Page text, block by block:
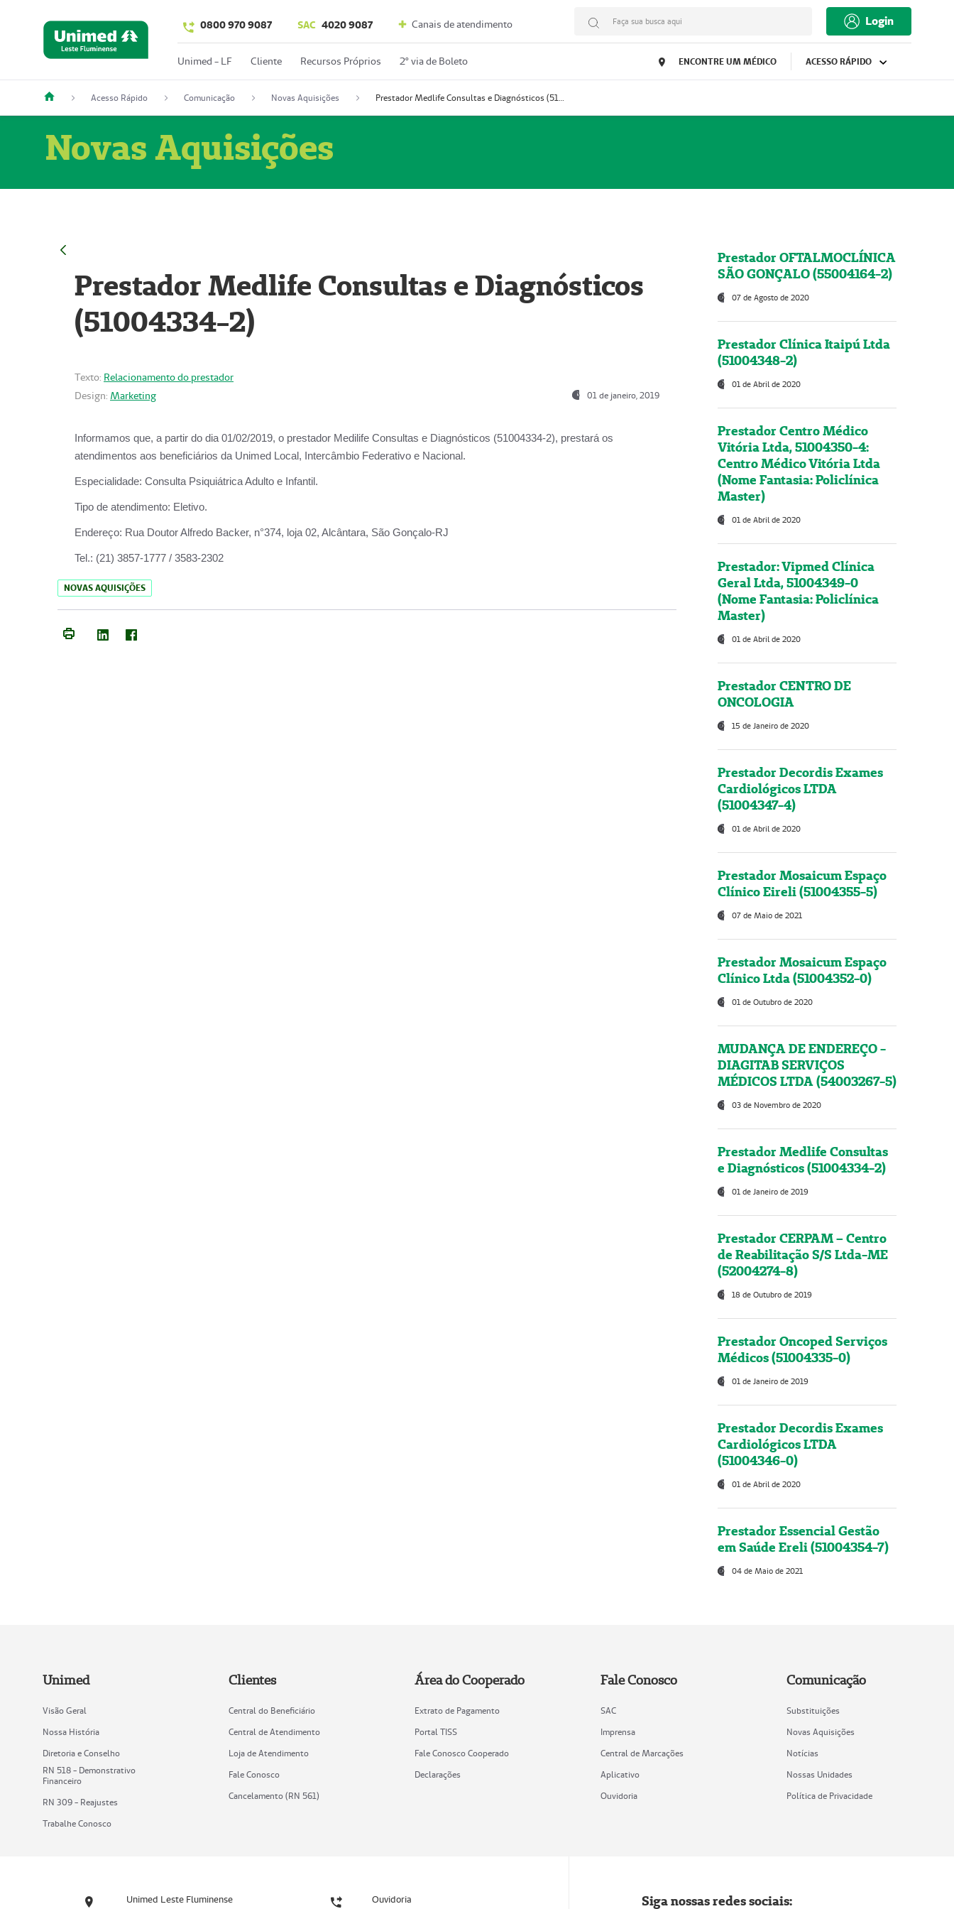
0800 970 9087 SAC 4020 9087 Canais de atendimento Faça sua busca aqui Login
Unimed - LF Cliente Recursos Próprios 2º via de Boleto ENCONTRE UM MÉDICO ACESSO RÁPIDO
Acesso Rápido Comunicação Novas Aquisições Prestador Medlife Consultas e Diagnósticos (51004334-2)
Novas Aquisições
Prestador Medlife Consultas e Diagnósticos
(51004334-2)
Texto: Relacionamento do prestador
Design: Marketing 01 de janeiro, 2019
Informamos que, a partir do dia 01/02/2019, o prestador Medilife Consultas e Diagnósticos (51004334-2), prestará os
atendimentos aos beneficiários da Unimed Local, Intercâmbio Federativo e Nacional.
Especialidade: Consulta Psiquiátrica Adulto e Infantil.
Tipo de atendimento: Eletivo.
Endereço: Rua Doutor Alfredo Backer, n°374, loja 02, Alcântara, São Gonçalo-RJ
Tel.: (21) 3857-1777 / 3583-2302
NOVAS AQUISIÇÕES
Prestador OFTALMOCLÍNICA
SÃO GONÇALO (55004164-2)
07 de Agosto de 2020
Prestador Clínica Itaipú Ltda
(51004348-2)
01 de Abril de 2020
Prestador Centro Médico
Vitória Ltda, 51004350-4:
Centro Médico Vitória Ltda
(Nome Fantasia: Policlínica
Master)
01 de Abril de 2020
Prestador: Vipmed Clínica
Geral Ltda, 51004349-0
(Nome Fantasia: Policlínica
Master)
01 de Abril de 2020
Prestador CENTRO DE
ONCOLOGIA
15 de Janeiro de 2020
Prestador Decordis Exames
Cardiológicos LTDA
(51004347-4)
01 de Abril de 2020
Prestador Mosaicum Espaço
Clínico Eireli (51004355-5)
07 de Maio de 2021
Prestador Mosaicum Espaço
Clínico Ltda (51004352-0)
01 de Outubro de 2020
MUDANÇA DE ENDEREÇO -
DIAGITAB SERVIÇOS
MÉDICOS LTDA (54003267-5)
03 de Novembro de 2020
Prestador Medlife Consultas
e Diagnósticos (51004334-2)
01 de Janeiro de 2019
Prestador CERPAM – Centro
de Reabilitação S/S Ltda-ME
(52004274-8)
18 de Outubro de 2019
Prestador Oncoped Serviços
Médicos (51004335-0)
01 de Janeiro de 2019
Prestador Decordis Exames
Cardiológicos LTDA
(51004346-0)
01 de Abril de 2020
Prestador Essencial Gestão
em Saúde Ereli (51004354-7)
04 de Maio de 2021
Unimed
Visão Geral
Nossa História
Diretoria e Conselho
RN 518 - Demonstrativo
Financeiro
RN 309 - Reajustes
Trabalhe Conosco
Clientes
Central do Beneficiário
Central de Atendimento
Loja de Atendimento
Fale Conosco
Cancelamento (RN 561)
Área do Cooperado
Extrato de Pagamento
Portal TISS
Fale Conosco Cooperado
Declarações
Fale Conosco
SAC
Imprensa
Central de Marcações
Aplicativo
Ouvidoria
Comunicação
Substituições
Novas Aquisições
Notícias
Nossas Unidades
Política de Privacidade
Unimed Leste Fluminense Ouvidoria Siga nossas redes sociais: